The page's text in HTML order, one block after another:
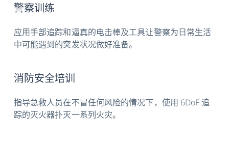
警察训练
应用手部追踪和逼真的电击棒及工具让警察为日常生活
中可能遇到的突发状况做好准备。
消防安全培训
指导急救人员在不冒任何风险的情况下，使用 6DoF 追
踪的灭火器扑灭一系列火灾。